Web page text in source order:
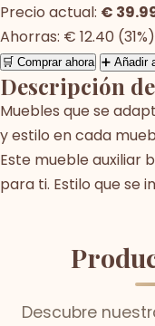
Precio actual: €
Ahorras: € 12.40 (31%)
🛒 Comprar ahora ➕ Añadir
Descripción
Muebles que se
y estilo en cada
Este mueble auxiliar
para ti. Estilo que se
Descubre